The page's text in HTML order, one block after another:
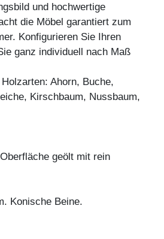
und hochwertige
die Möbel garantiert zum
Konfigurieren Sie Ihren
ganz individuell nach Maß
Ahorn, Buche,
Kirschbaum, Nussbaum,
geölt mit rein
Konische Beine.